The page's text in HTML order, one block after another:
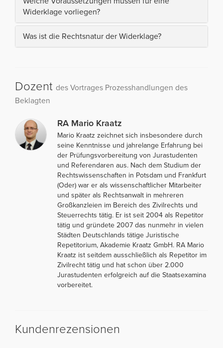
Widerklage vorliegen?
Was ist die Rechtsnatur der Widerklage?
Dozent des Vortrages Prozesshandlungen des
Beklagten
RA Mario Kraatz
Mario Kraatz zeichnet sich insbesondere durch
seine Kenntnisse und jahrelange Erfahrung bei
der Prüfungsvorbereitung von Jurastudenten
und Referendaren aus. Nach dem Studium der
Rechtswissenschaften in Potsdam und Frankfurt
(Oder) war er als wissenschaftlicher Mitarbeiter
und später als Rechtsanwalt in mehreren
Großkanzleien im Bereich des Zivilrechts und
Steuerrechts tätig. Er ist seit 2004 als Repetitor
tätig und gründete 2007 das nunmehr in vielen
Städten Deutschlands tätige Juristische
Repetitorium, Akademie Kraatz GmbH. RA Mario
Kraatz ist seitdem ausschließlich als Repetitor im
Zivilrecht tätig und hat schon über 2.000
Jurastudenten erfolgreich auf die Staatsexamina
vorbereitet.
Kundenrezensionen